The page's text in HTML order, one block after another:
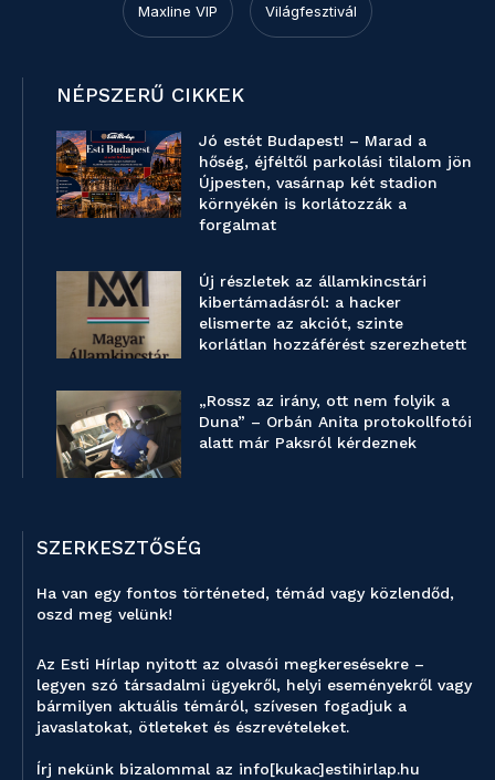
Maxline VIP Világfesztivál
NÉPSZERŰ CIKKEK
Jó estét Budapest! – Marad a
hőség, éjféltől parkolási tilalom jön
Újpesten, vasárnap két stadion
környékén is korlátozzák a
forgalmat
Új részletek az államkincstári
kibertámadásról: a hacker
elismerte az akciót, szinte
korlátlan hozzáférést szerezhetett
„Rossz az irány, ott nem folyik a
Duna” – Orbán Anita protokollfotói
alatt már Paksról kérdeznek
SZERKESZTŐSÉG
Ha van egy fontos történeted, témád vagy közlendőd,
oszd meg velünk!
Az Esti Hírlap nyitott az olvasói megkeresésekre –
legyen szó társadalmi ügyekről, helyi eseményekről vagy
bármilyen aktuális témáról, szívesen fogadjuk a
javaslatokat, ötleteket és észrevételeket.
Írj nekünk bizalommal az info[kukac]estihirlap.hu